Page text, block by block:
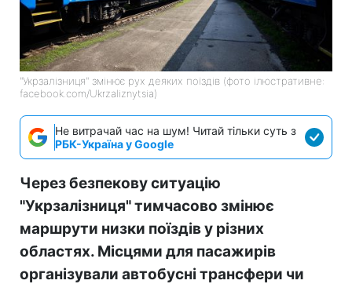
"Укрзалізниця" змінює рух деяких поїздів (фото ілюстративне:
facebook.com/Ukrzaliznytsia)
Не витрачай час на шум! Читай тільки суть з
РБК-Україна у Google
Через безпекову ситуацію
"Укрзалізниця" тимчасово змінює
маршрути низки поїздів у різних
областях. Місцями для пасажирів
організували автобусні трансфери чи